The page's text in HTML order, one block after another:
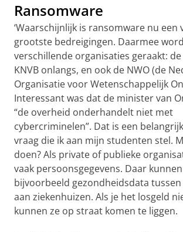
Ransomware
‘Waarschijnlijk is ransomware nu een
grootste bedreigingen. Daarmee
verschillende organisaties geraakt:
KNVB onlangs, en ook de NWO (de
Organisatie voor Wetenschappelijk
Interessant was dat de minister van
“de overheid onderhandelt niet met
cybercriminelen”. Dat is een
vraag die ik aan mijn studenten stel.
doen? Als private of publieke
vaak persoonsgegevens. Daar
bijvoorbeeld gezondheidsdata
aan ziekenhuizen. Als je het losgeld
kunnen ze op straat komen te liggen.